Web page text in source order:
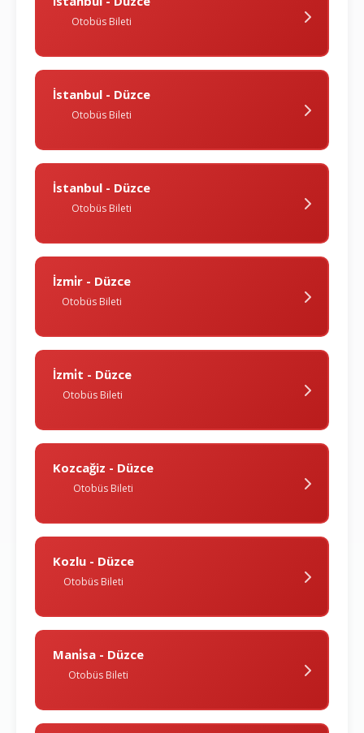
Otobüs Bileti
İstanbul - Düzce
Otobüs Bileti
İstanbul - Düzce
Otobüs Bileti
İzmi̇r - Düzce
Otobüs Bileti
İzmi̇t - Düzce
Otobüs Bileti
Kozcağiz - Düzce
Otobüs Bileti
Kozlu - Düzce
Otobüs Bileti
Mani̇sa - Düzce
Otobüs Bileti